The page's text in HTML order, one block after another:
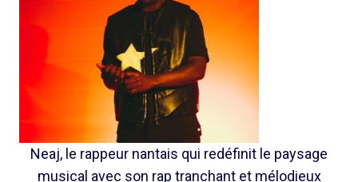
Neaj, le rappeur nantais qui redéfinit le paysage
musical avec son rap tranchant et mélodieux